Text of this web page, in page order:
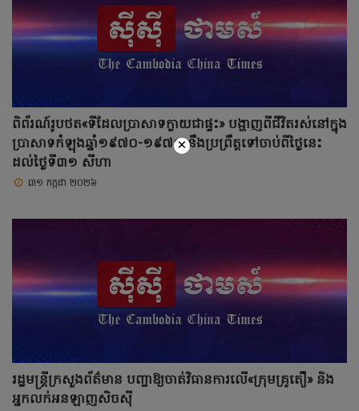
ពិព័រណ៍រូបថត«ទីដែលប្រាសាទក្លាយជាផ្ទះ» បង្ហាញពីជីវិតរស់នៅក្នុង
ប្រាសាទកំឡុងឆ្នាំ១៩៧០-១៩៧១ នឹងប្រព្រឹត្តទៅចាប់ពីថ្ងៃនេះ
ដល់ថ្ងៃទី៣១ សីហា
៣១ កក្កដា ២០២៦
រដ្ឋមន្ត្រីក្រសួងព័ត៌មាន បញ្ជាឱ្យចាត់វិធានការលើ«ក្រុមគ្រូតឿ» និង
អ្នកលក់អនឡាញសិចស៊ី
×